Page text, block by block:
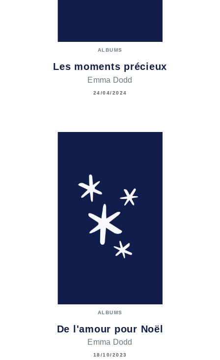
ALBUMS
Les moments précieux
Emma Dodd
24/04/2024
ALBUMS
De l'amour pour Noël
Emma Dodd
18/10/2023